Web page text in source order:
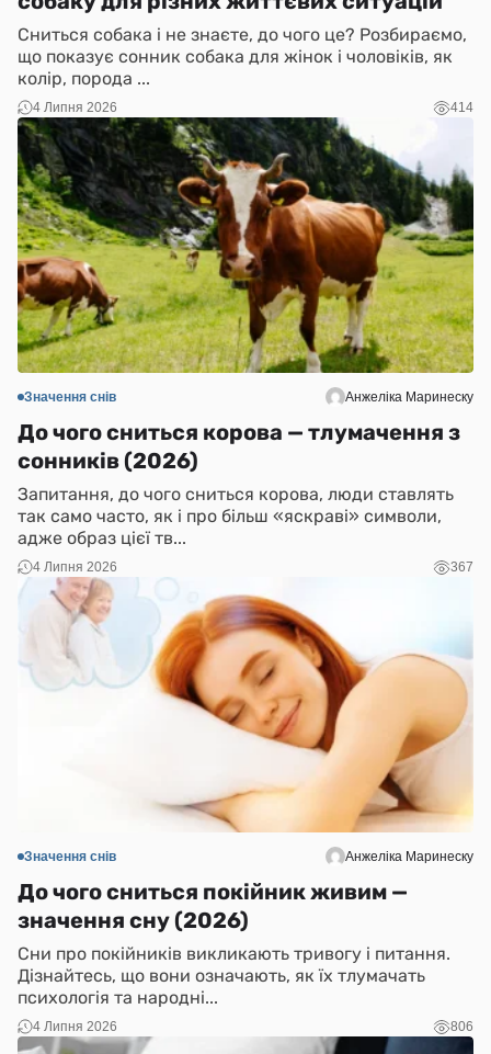
Сниться собака і не знаєте, до чого це? Розбираємо,
що показує сонник собака для жінок і чоловіків, як
колір, порода ...
4 Липня 2026 414
Значення снів Анжеліка Маринеску
До чого сниться корова — тлумачення з
сонників (2026)
Запитання, до чого сниться корова, люди ставлять
так само часто, як і про більш «яскраві» символи,
адже образ цієї тв...
4 Липня 2026 367
Значення снів Анжеліка Маринеску
До чого сниться покійник живим —
значення сну (2026)
Сни про покійників викликають тривогу і питання.
Дізнайтесь, що вони означають, як їх тлумачать
психологія та народні...
4 Липня 2026 806